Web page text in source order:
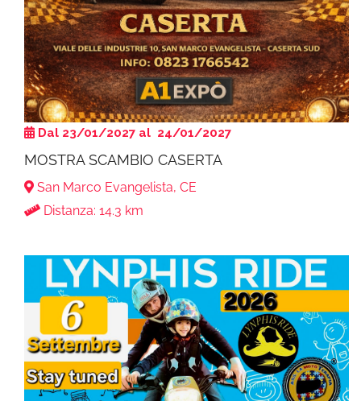
Dal 23/01/2027 al 24/01/2027
MOSTRA SCAMBIO CASERTA
San Marco Evangelista, CE
Distanza: 14.3 km